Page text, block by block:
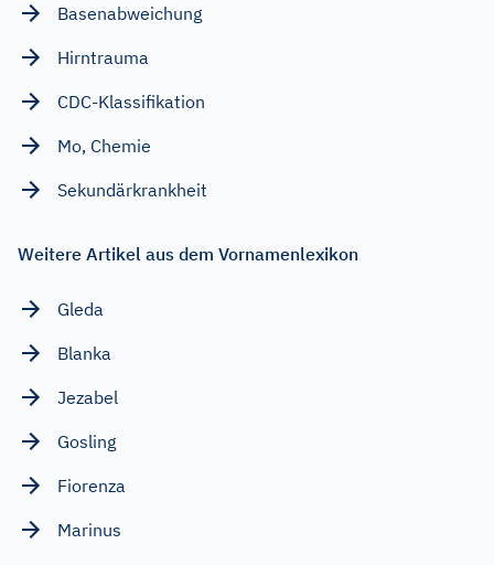
Basenabweichung
Hirntrauma
CDC-Klassifikation
Mo, Chemie
Sekundärkrankheit
Weitere Artikel aus dem Vornamenlexikon
Gleda
Blanka
Jezabel
Gosling
Fiorenza
Marinus